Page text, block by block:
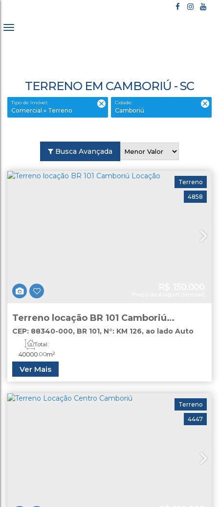
TERRENO EM CAMBORIÚ - SC
Tipo de Imóvel:
Comercial » Terreno
Cidade:
Camboriú
Busca Avançada
4858
Terreno
Terreno locação BR 101 Camboriú
Locação
CEP: 88340-000, BR 101, N°: KM 126, ao lado Auto
Pista, Várzea do Ranchinho (Monte Alegre)
Camboriú
Total:
40000.00m²
Ver Mais
4447
Terreno